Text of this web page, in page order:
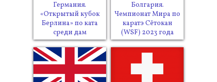
Германия.
«Открытый кубок
Берлина» по ката
среди дам
Болгария.
Чемпионат Мира по
каратэ Сётокан
(WSF) 2023 года